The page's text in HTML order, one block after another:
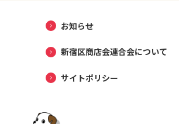
お知らせ
新宿区商店会連合会について
サイトポリシー